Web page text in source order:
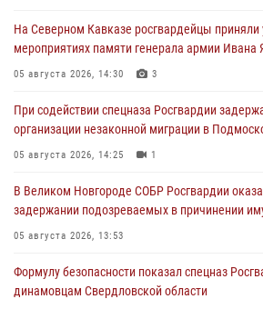
На Северном Кавказе росгвардейцы приняли
мероприятиях памяти генерала армии Ивана
05 августа 2026, 14:30 3
При содействии спецназа Росгвардии
организации незаконной миграции в
05 августа 2026, 14:25 1
В Великом Новгороде СОБР Росгвардии
задержании подозреваемых в причинении
05 августа 2026, 13:53
Формулу безопасности показал спецназ
динамовцам Свердловской области